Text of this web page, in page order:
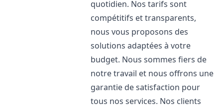
quotidien. Nos tarifs sont
compétitifs et transparents,
nous vous proposons des
solutions adaptées à votre
budget. Nous sommes fiers de
notre travail et nous offrons une
garantie de satisfaction pour
tous nos services. Nos clients